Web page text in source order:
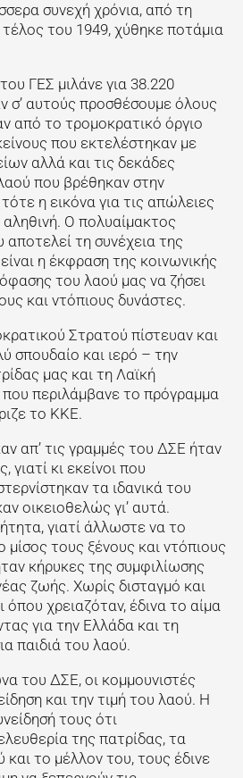
συνεχή χρόνια, από τη
τέλος του 1949, χύθηκε ποτάμια
ΓΕΣ μιλάνε για 38.220
σ’ αυτούς προσθέσουμε όλους
από το τρομοκρατικό όργιο
που εκτελέστηκαν με
αλλά και τις δεκάδες
που βρέθηκαν στην
η εικόνα για τις απώλειες
αληθινή. Ο πολυαίμακτος
τη συνέχεια της
η έκφραση της κοινωνικής
του λαού μας να ζήσει
και ντόπιους δυνάστες.
Στρατού πίστευαν και
σπουδαίο και ιερό – την
μας και τη Λαϊκή
που περιλάμβανε το πρόγραμμα
το ΚΚΕ.
απ’ τις γραμμές του ΔΣΕ ήταν
κι εκείνοι που
τα ιδανικά του
οικειοθελώς γι’ αυτά.
γιατί άλλωστε να το
μίσος τους ξένους και ντόπιους
κήρυκες της συμφιλίωσης
ζωής. Χωρίς δισταγμό και
χρειαζόταν, έδινα το αίμα
για την Ελλάδα και τη
παιδιά του λαού.
του ΔΣΕ, οι κομμουνιστές
και την τιμή του λαού. Η
τους ότι
της πατρίδας, τα
το μέλλον του, τους έδινε